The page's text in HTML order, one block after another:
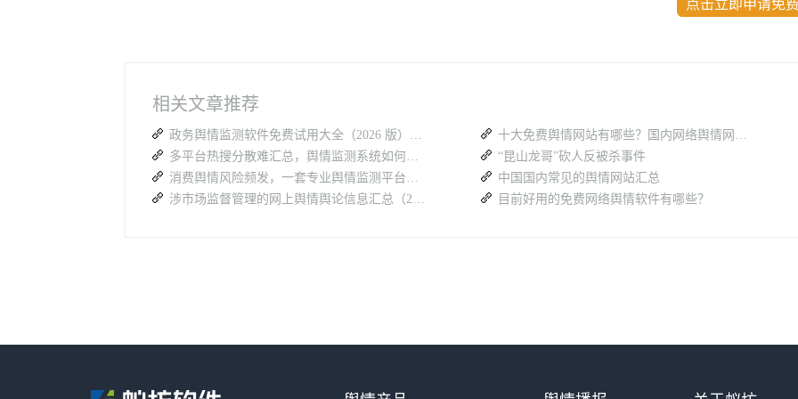
点击立即申请免
相关文章推荐
政务舆情监测软件免费试用大全（2026 版）：蚁坊软件凭什么成为政府首选？
多平台热搜分散难汇总，舆情监测系统如何高效梳理全网舆论
消费舆情风险频发，一套专业舆情监测平台具备哪些核心能力
涉市场监督管理的网上舆情舆论信息汇总（26.7.27-8.2）
十大免费舆情网站有哪些？国内网络舆情网站（汇总篇）
“昆山龙哥”砍人反被杀事件
中国国内常见的舆情网站汇总
目前好用的免费网络舆情软件有哪些？